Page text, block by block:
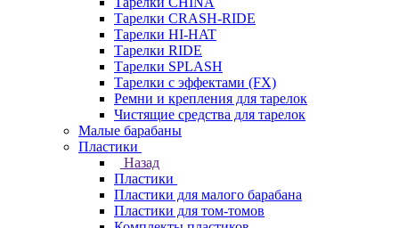
Тарелки CRASH-RIDE
Тарелки HI-HAT
Тарелки RIDE
Тарелки SPLASH
Тарелки с эффектами (FX)
Ремни и крепления для тарелок
Чистящие средства для тарелок
Малые барабаны
Пластики
Назад
Пластики
Пластики для малого барабана
Пластики для том-томов